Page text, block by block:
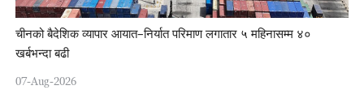
चीनको बैदेशिक व्यापार आयात–निर्यात परिमाण लगातार ५ महिनासम्म ४०
खर्बभन्दा बढी
07-Aug-2026